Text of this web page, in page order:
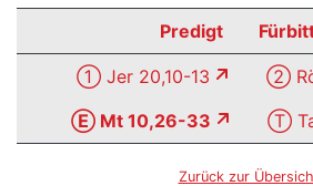
Predigt
① Jer 20,10-13
②
Ⓔ Mt 10,26-33
Ⓣ
Zurück zur